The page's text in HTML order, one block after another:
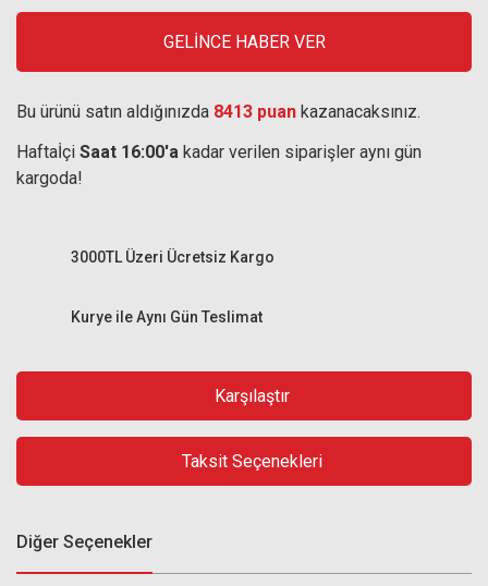
GELİNCE HABER VER
Bu ürünü satın aldığınızda 8413 puan kazanacaksınız.
Haftaİçi Saat 16:00'a kadar verilen siparişler aynı gün
kargoda!
Kurye ile Aynı Gün Teslimat
3000TL Üzeri Ücretsiz Kargo
Karşılaştır
Taksit Seçenekleri
Diğer Seçenekler